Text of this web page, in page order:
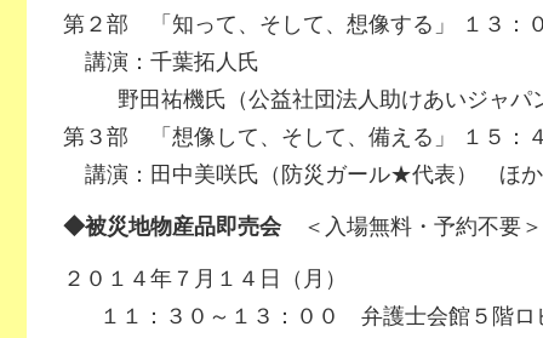
第２部 「知って、そして、想像する」 １３：
講演：千葉拓人氏
野田祐機氏（公益社団法人助けあいジャパ
第３部 「想像して、そして、備える」 １５：
講演：田中美咲氏（防災ガール★代表） ほか
◆被災地物産品即売会＜入場無料・予約不要＞
２０１４年７月１４日（月）
１１：３０～１３：００ 弁護士会館５階ロ